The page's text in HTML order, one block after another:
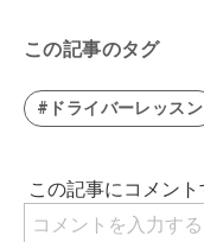
この記事のタグ
#ドライバーレッスン